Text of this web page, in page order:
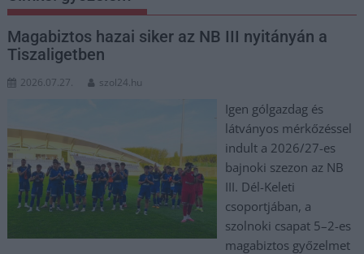
Magabiztos hazai siker az NB III nyitányán a
Tiszaligetben
2026.07.27. szol24.hu
Igen gólgazdag és
látványos mérkőzéssel
indult a 2026/27-es
bajnoki szezon az NB
III. Dél-Keleti
csoportjában, a
szolnoki csapat 5–2-es
magabiztos győzelmet